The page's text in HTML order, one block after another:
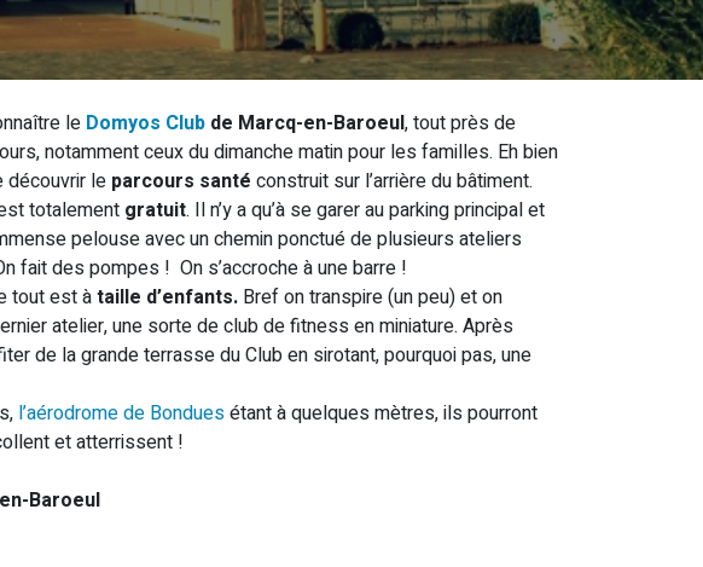
chez Domyos
le Domyos Club de Marcq-en-Baroeul, tout près de
notamment ceux du dimanche matin pour les familles. Eh bien
découvrir le parcours santé construit sur l’arrière du bâtiment.
totalement gratuit. Il n’y a qu’à se garer au parking principal et
pelouse avec un chemin ponctué de plusieurs ateliers
fait des pompes ! On s’accroche à une barre !
tout est àtaille d’enfants. Bref on transpire (un peu) et on
atelier, une sorte de club de fitness en miniature. Après
de la grande terrasse du Club en sirotant, pourquoi pas, une
l’aérodrome de Bonduesétant à quelques mètres, ils pourront
et atterrissent !
Baroeul